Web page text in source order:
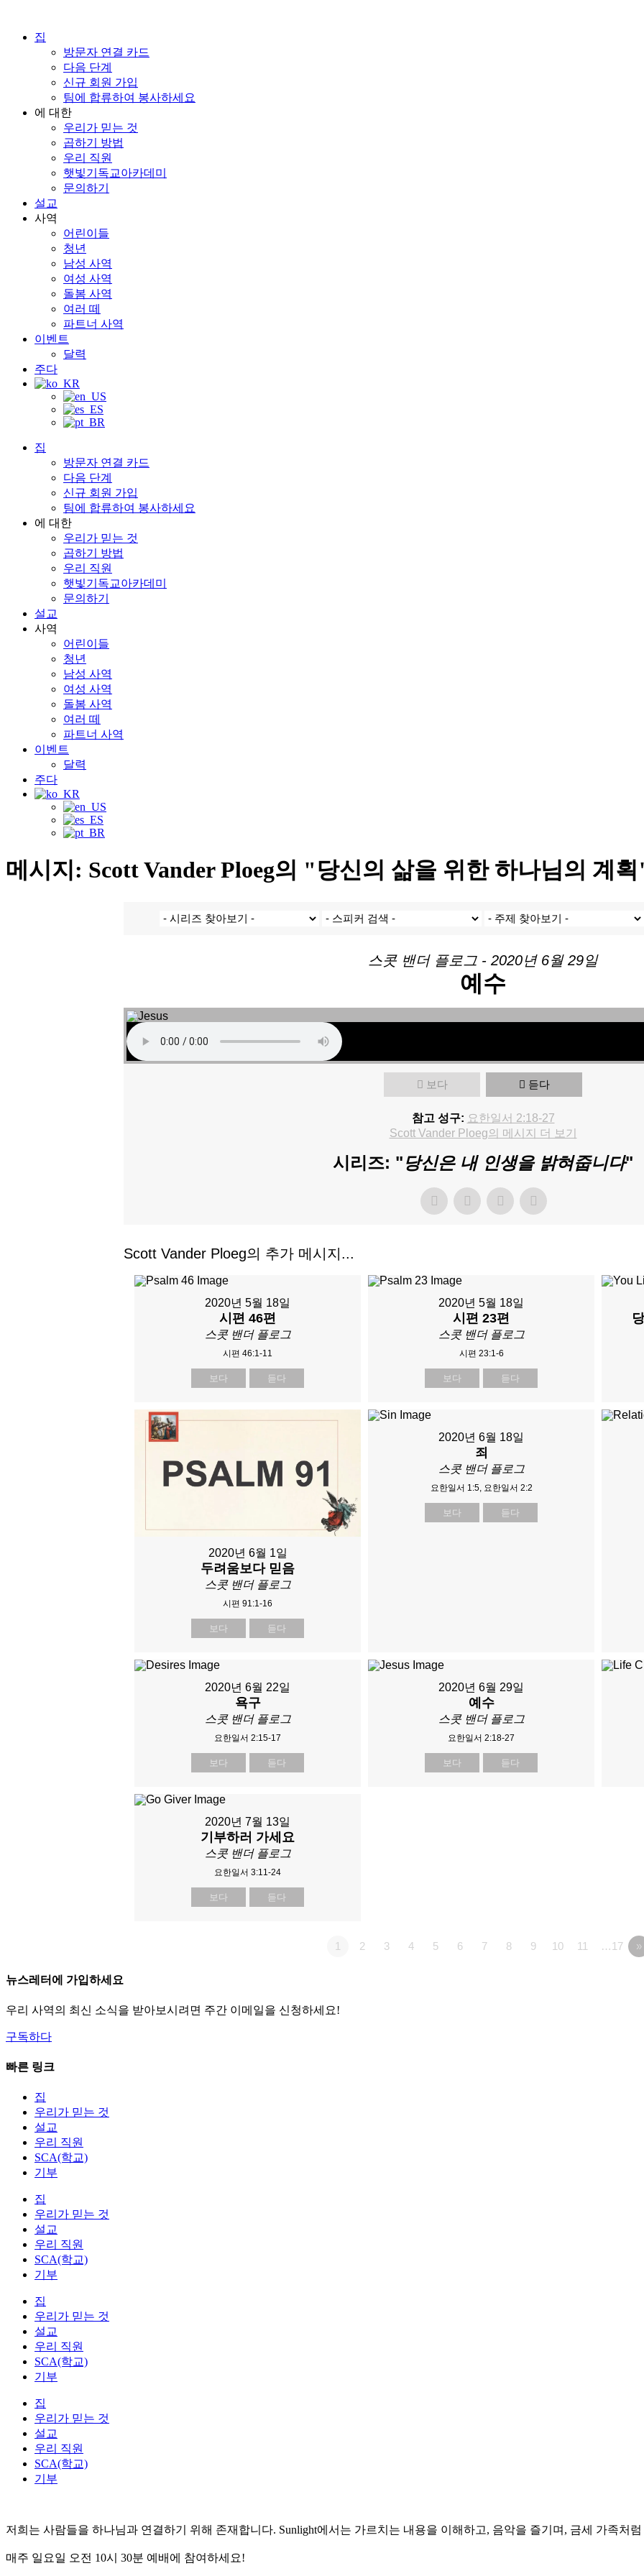
집
방문자 연결 카드
다음 단계
신규 회원 가입
팀에 합류하여 봉사하세요
에 대한
우리가 믿는 것
곱하기 방법
우리 직원
햇빛기독교아카데미
문의하기
설교
사역
어린이들
청년
남성 사역
여성 사역
돌봄 사역
여러 떼
파트너 사역
이벤트
달력
주다
집
방문자 연결 카드
다음 단계
신규 회원 가입
팀에 합류하여 봉사하세요
에 대한
우리가 믿는 것
곱하기 방법
우리 직원
햇빛기독교아카데미
문의하기
설교
사역
어린이들
청년
남성 사역
여성 사역
돌봄 사역
여러 떼
파트너 사역
이벤트
달력
주다
메시지: Scott Vander Ploeg의 "당신의 삶을 위한 하나님의 계
스콧 밴더 플로그 - 2020년 6월 29일
예수
보다 듣다
참고 성구: 요한일서 2:18-27
Scott Vander Ploeg의 메시지 더 보기
시리즈: "당신은 내 인생을 밝혀줍니다"
Scott Vander Ploeg의 추가 메시지...
2020년 5월 18일
시편 46편
스콧 밴더 플로그
시편 46:1-11
보다 듣다
2020년 5월 18일
시편 23편
스콧 밴더 플로그
시편 23:1-6
보다 듣다
2020년 6월 1일
두려움보다 믿음
스콧 밴더 플로그
시편 91:1-16
보다 듣다
2020년 6월 18일
죄
스콧 밴더 플로그
요한일서 1:5, 요한일서 2:2
보다 듣다
2020년 6월 22일
욕구
스콧 밴더 플로그
요한일서 2:15-17
보다 듣다
2020년 6월 29일
예수
스콧 밴더 플로그
요한일서 2:18-27
보다 듣다
2020년 7월 13일
기부하러 가세요
스콧 밴더 플로그
요한일서 3:11-24
보다 듣다
1 2 3 4 5 6 7 8 9 10 11 …17 »
뉴스레터에 가입하세요
우리 사역의 최신 소식을 받아보시려면 주간 이메일을 신청하세요!
구독하다
빠른 링크
집
우리가 믿는 것
설교
우리 직원
SCA(학교)
기부
집
우리가 믿는 것
설교
우리 직원
SCA(학교)
기부
집
우리가 믿는 것
설교
우리 직원
SCA(학교)
기부
집
우리가 믿는 것
설교
우리 직원
SCA(학교)
기부
저희는 사람들을 하나님과 연결하기 위해 존재합니다. Sunlight에서는 가르치는 내용을 이해하고, 음악을 즐기며, 금세 가족처
매주 일요일 오전 10시 30분 예배에 참여하세요!